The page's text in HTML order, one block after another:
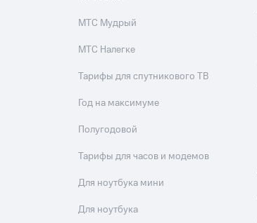
МТС Мудрый
МТС Налегке
Тарифы для спутникового ТВ
Год на максимуме
Полугодовой
Тарифы для часов и модемов
Для ноутбука мини
Для ноутбука